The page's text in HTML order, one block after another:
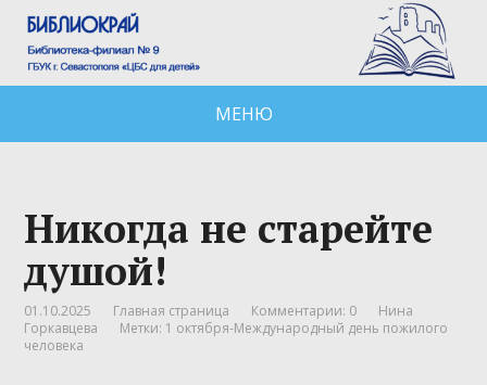
МЕНЮ
Никогда не старейте
душой!
01.10.2025 Главная страница Комментарии: 0
Нина
Горкавцева
Метки: 1 октября-Международный день пожилого
человека